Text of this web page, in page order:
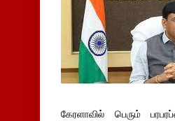
கேரளாவில் பெரும்